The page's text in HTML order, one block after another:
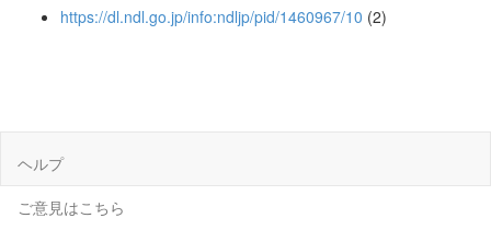
https://dl.ndl.go.jp/info:ndljp/pid/1460967/10 (2)
ヘルプ
ご意見はこちら